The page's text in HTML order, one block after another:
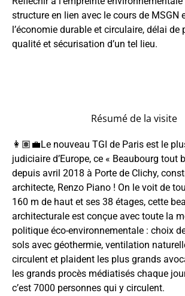
structure en lien avec le cours de MSGN
l’économie durable et circulaire, délai de
qualité et sécurisation d’un tel lieu.
Résumé de la visite
👩🏽‍💼Le nouveau TGI de Paris est le
judiciaire d’Europe, ce « Beaubourg tout
depuis avril 2018 à Porte de Clichy,
architecte, Renzo Piano ! On le voit de
160 m de haut et ses 38 étages, cette
architecturale est conçue avec toute la
politique éco-environnementale : choix
sols avec géothermie, ventilation
circulent et plaident les plus grands
les grands procès médiatisés chaque
c’est 7000 personnes qui y circulent.